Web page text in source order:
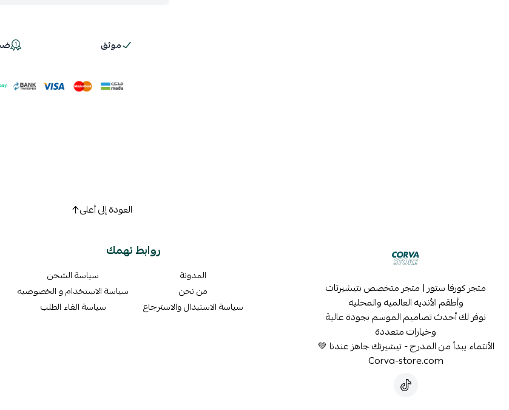
اسحب
موثق
العودة إلى أعلى
متجر كورفا ستور | متجر متخصص بتيشيرتات
وأطقم الأنديه العالميه والمحليه
نوفر لك أحدث تصاميم الموسم بجودة عالية
وخيارات متعددة
الأنتماء يبدأ من المدرج - تيشيرتك جاهز عندنا 💚
Corva-store.com
روابط تهمك
المدونة
من نحن
سياسة الاستبدال والاسترجاع
سياسة الشحن
سياسة الاستخدام و الخصوصيه
سياسة الغاء الطلب